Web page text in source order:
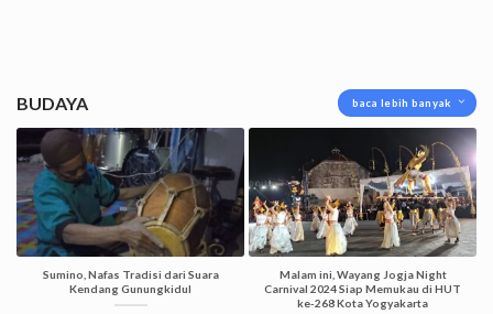
BUDAYA baca lebih banyak
Sumino, Nafas Tradisi dari Suara
Kendang Gunungkidul
Malam ini, Wayang Jogja Night
Carnival 2024 Siap Memukau di HUT
ke-268 Kota Yogyakarta